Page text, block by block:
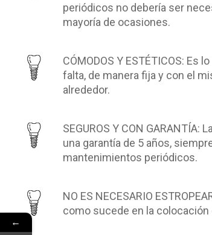
periódicos no debería ser
mayoría de ocasiones.
CÓMODOS Y ESTÉTICOS: Es
falta, de manera fija y con el
alrededor.
SEGUROS Y CON GARANTÍA:
una garantía de 5 años,
mantenimientos periódicos.
NO ES NECESARIO
como sucede en la
←